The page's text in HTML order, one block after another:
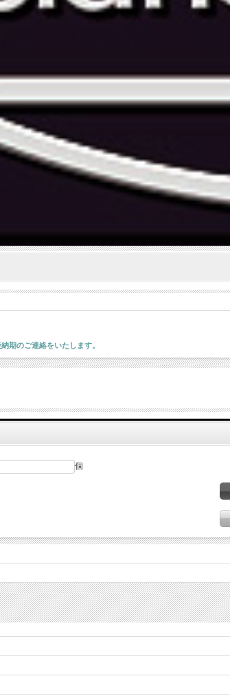
期のご連絡をいたします。
個